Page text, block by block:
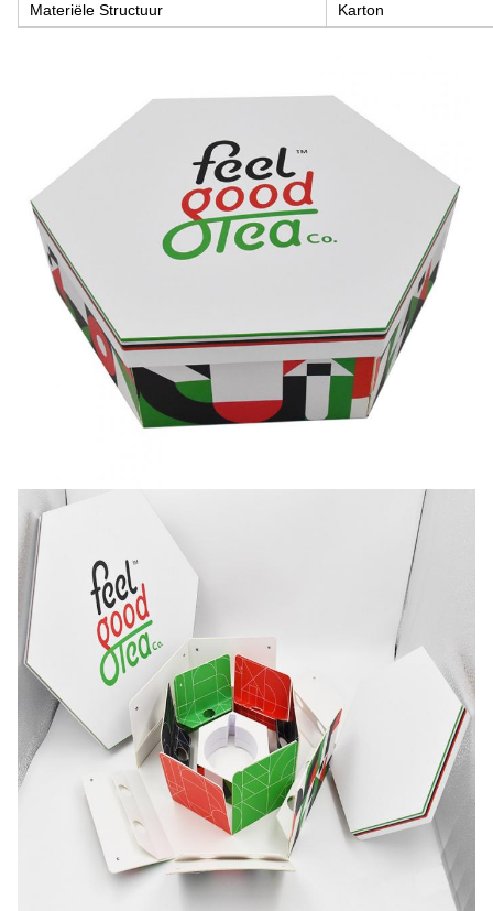
Materiële Structuur
Karton